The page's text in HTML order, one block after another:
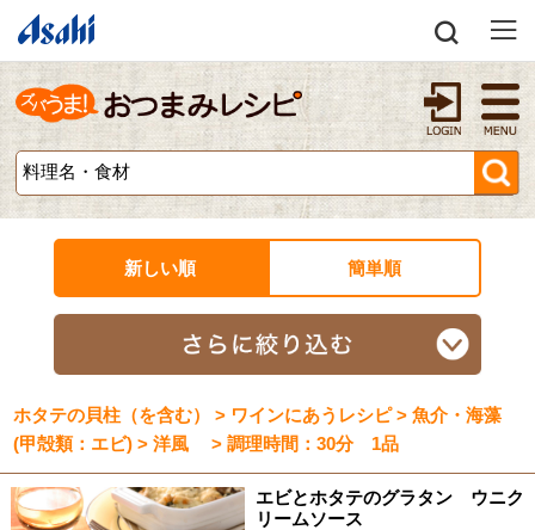
新しい順 簡単順
ホタテの貝柱（を含む） > ワインにあうレシピ > 魚介・海藻
(甲殻類：エビ) > 洋風 > 調理時間：30分 1品
エビとホタテのグラタン ウニク
リームソース